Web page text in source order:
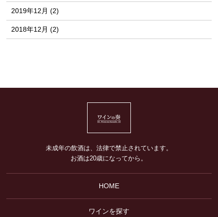
2019年12月 (2)
2018年12月 (2)
未成年の飲酒は、法律で禁止されています。
お酒は20歳になってから。
HOME
ワインを探す